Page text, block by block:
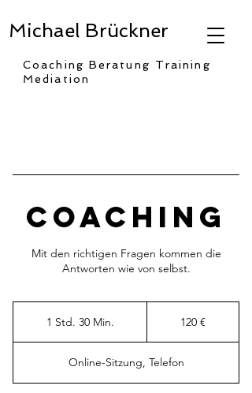
Michael Brückner
Coaching Beratung Training
Mediation
Coaching
Mit den richtigen Fragen kommen die
Antworten wie von selbst.
1 Std. 30 Min.
d
3
120 €
Online-Sitzung, Telefon